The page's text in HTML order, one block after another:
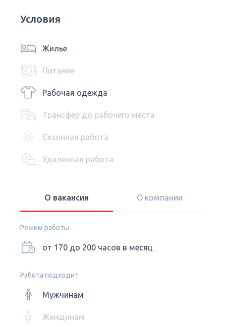
Условия
Жилье
Питание
Рабочая одежда
Трансфер до рабочего места
Сезонная работа
Удаленная работа
О вакансии О компании
Режим работы
от 170 до 200 часов в месяц
Работа подходит
Мужчинам
Женщинам